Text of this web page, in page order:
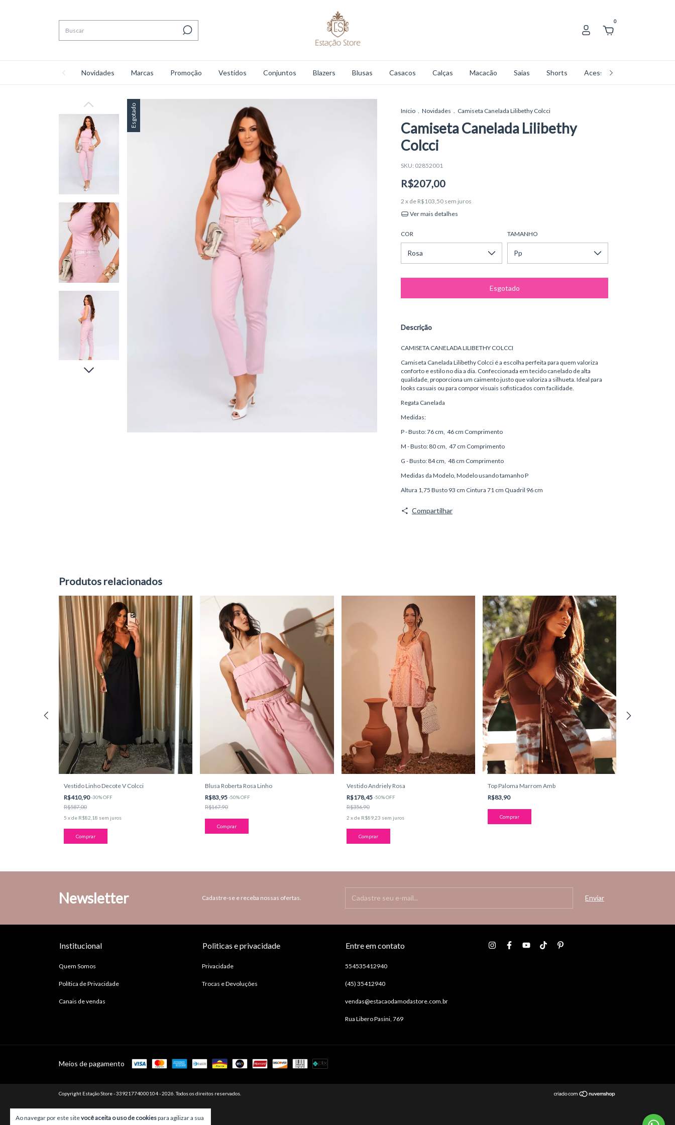
0
Novidades Marcas Promoção Vestidos Conjuntos Blazers Blusas Casacos Calças Macacão Saias Shorts Acessórios
Ao navegar por este sitevocê aceita o uso de cookiespara agilizar a sua
Esgotado Início . Novidades . Camiseta Canelada Lilibethy Colcci
Camiseta Canelada Lilibethy
Colcci
SKU: 02852001
R$207,00
2 x de R$103,50 sem juros
Ver mais detalhes
COR TAMANHO
Descrição
CAMISETA CANELADA LILIBETHY COLCCI
Camiseta Canelada Lilibethy Colcci é a escolha perfeita para quem valoriza
conforto e estilo no dia a dia. Confeccionada em tecido canelado de alta
qualidade, proporciona um caimento justo que valoriza a silhueta. Ideal para
looks casuais ou para compor visuais sofisticados com facilidade.
Regata Canelada
Medidas:
P - Busto: 76 cm, 46 cm Comprimento
M - Busto: 80 cm, 47 cm Comprimento
G - Busto: 84 cm, 48 cm Comprimento
Medidas da Modelo, Modelo usando tamanho P
Altura 1,75 Busto 93 cm Cintura 71 cm Quadril 96 cm
Compartilhar
Produtos relacionados
Vestido Linho Decote V Colcci
R$410,90-30%OFF
R$587,00
5 xde R$82,18 sem juros
Comprar
Blusa Roberta Rosa Linho
R$83,95-50%OFF
R$167,90
Comprar
Vestido Andriely Rosa
R$178,45-50%OFF
R$356,90
2 xde R$89,23 sem juros
Comprar
Top Paloma Marrom Amb
R$83,90
Comprar
Newsletter Cadastre-se e receba nossas ofertas.
Institucional
Quem Somos
Política de Privacidade
Canais de vendas
Politicas e privacidade
Privacidade
Trocas e Devoluções
Entre em contato
554535412940
(45) 35412940
vendas@estacaodamodastore.com.br
Rua Libero Pasini, 769
Meios de pagamento
Copyright Estação Store - 33921774000104 - 2026. Todos os direitos reservados.